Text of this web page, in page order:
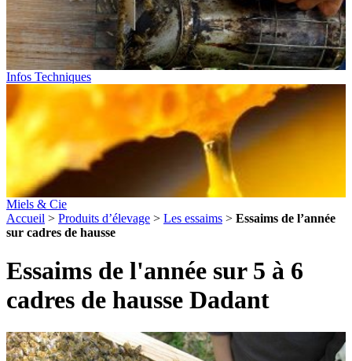
Infos Techniques
Miels & Cie
Accueil > Produits d’élevage > Les essaims > Essaims de l’année
sur cadres de hausse
Essaims de l'année sur 5 à 6
cadres de hausse Dadant